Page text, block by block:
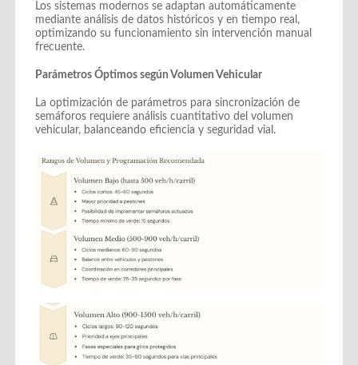
Los sistemas modernos se adaptan automáticamente
mediante análisis de datos históricos y en tiempo real,
optimizando su funcionamiento sin intervención manual
frecuente.
Parámetros Óptimos según Volumen Vehicular
La optimización de parámetros para sincronización de
semáforos requiere análisis cuantitativo del volumen
vehicular, balanceando eficiencia y seguridad vial.